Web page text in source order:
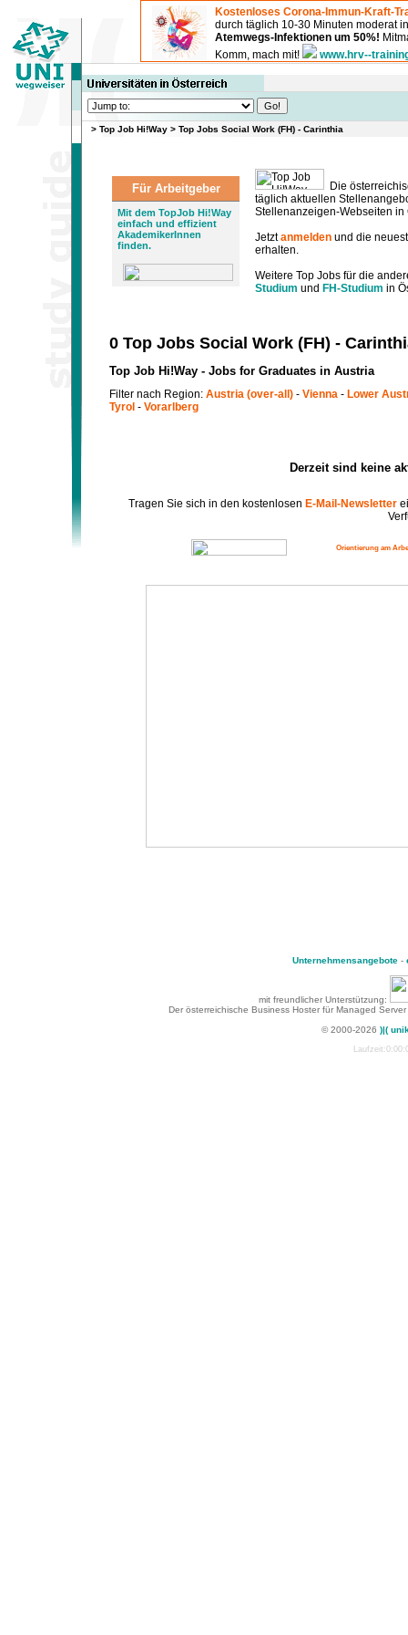
Kostenloses Corona-Immun-Kraft-
durch täglich 10-30 Minuten moderat
Atemwegs-Infektionen um 50%!
Komm, mach mit!
www.hrv--
> Top Job Hi!Way > Top Jobs Social Work (FH) - Carinthia
Für Arbeitgeber
Mit dem TopJob Hi!Way
einfach und effizient
AkademikerInnen
finden.
Die
täglich aktuellen
Stellenanzeigen-Webseiten in
Jetztanmelden und die
erhalten.
Weitere Top Jobs für die
Studium und FH-Studium in
0 Top Jobs Social Work (FH) -
Top Job Hi!Way - Jobs for Graduates in Austria
Filter nach Region: Austria (over-all) - Vienna - Lower
Tyrol - Vorarlberg
Derzeit sind keine
Tragen Sie sich in den kostenlosen E-Mail-Newsletter
Orientierung am
Unternehmensangebote-
mit freundlicher Unterstützung:
Der österreichische Business Hoster für Managed
© 2000-2026 )|(